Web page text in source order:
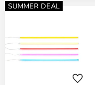
SUMMER DEAL